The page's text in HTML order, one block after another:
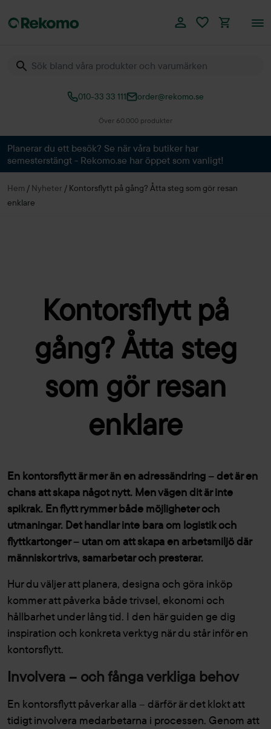
010-33 33 111 order@rekomo.se
Över 60.000 produkter
Planerar du ett besök? Se när våra butiker har
semesterstängt - Rekomo.se har öppet som vanligt!
Hem / Nyheter / Kontorsflytt på gång? Åtta steg som gör resan
enklare
Kontorsflytt på
gång? Åtta steg
som gör resan
enklare
En kontorsflytt är mer än en adressändring – det är en
chans att skapa något nytt. Men vägen dit är inte
spikrak. En flytt rymmer både möjligheter och
utmaningar. Det handlar inte bara om logistik och
flyttkartonger – utan om att skapa en arbetsmiljö där
människor trivs, samarbetar och presterar.
Hur du väljer att planera, designa och göra inköp
kommer att påverka både trivsel, ekonomi och
hållbarhet under lång tid. I den här guiden ge dig
inspiration och konkreta verktyg när du står inför en
kontorsflytt.
Involvera – och fånga verkliga behov
En kontorsflytt påverkar alla – därför är det klokt att
tidigt involvera medarbetarna i processen. Genom att